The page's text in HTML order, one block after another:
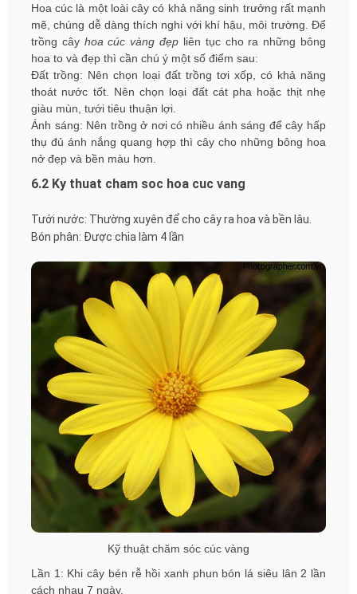
Hoa cúc là một loài cây có khả năng sinh trưởng rất mạnh
mẽ, chúng dễ dàng thích nghi với khí hậu, môi trường. Để
trồng cây hoa cúc vàng đẹp liên tục cho ra những bông
hoa to và đẹp thì cần chú ý một số điểm sau:
Đất trồng: Nên chọn loại đất trồng tơi xốp, có khả năng
thoát nước tốt. Nên chọn loại đất cát pha hoặc thịt nhẹ
giàu mùn, tưới tiêu thuận lợi.
Ánh sáng: Nên trồng ở nơi có nhiều ánh sáng để cây hấp
thụ đủ ánh nắng quang hợp thì cây cho những bông hoa
nở đẹp và bền màu hơn.
6.2 Ky thuat cham soc hoa cuc vang
Tưới nước: Thường xuyên để cho cây ra hoa và bền lâu.
Bón phân: Được chia làm 4 lần
Kỹ thuật chăm sóc cúc vàng
Lần 1: Khi cây bén rễ hồi xanh phun bón lá siêu lân 2 lần
cách nhau 7 ngày.